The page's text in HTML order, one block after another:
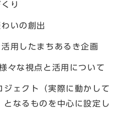
り
いの創出
用したまちあるき企画
々な視点と活用について
ェクト（実際に動かして
となるものを中心に設定し